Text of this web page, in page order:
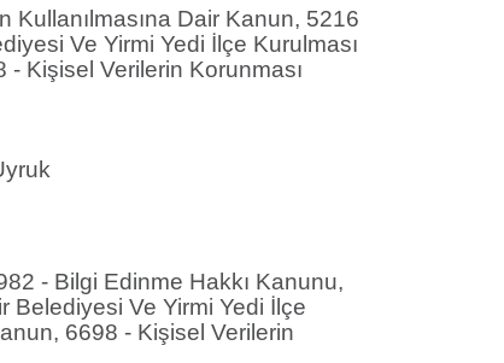
Kullanılmasına Dair Kanun, 5216
Ve Yirmi Yedi İlçe Kurulması
Kişisel Verilerin Korunması
- Bilgi Edinme Hakkı Kanunu,
Ve Yirmi Yedi İlçe
6698 - Kişisel Verilerin